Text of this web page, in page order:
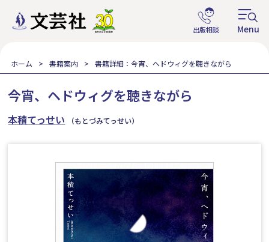
ホーム 書籍案内 書籍詳細：今宵、ヘドウィグを聴きながら
今宵、ヘドウィグを聴きながら
本積てっせい （もとづみてっせい）